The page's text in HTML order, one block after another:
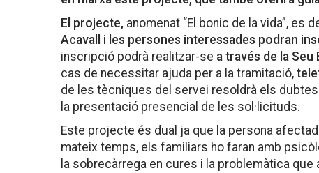
El projecte, anomenat “El bonic de la vida”, es
Acavall
i les persones interessades podran
inscripció podrà realitzar-se a través de la Seu
cas de necessitar ajuda per a la tramitació,
de les tècniques del servei resoldrà els
la presentació presencial de les sol·licituds.
Este projecte és dual ja que la persona
mateix temps, els familiars ho faran amb
la sobrecàrrega en cures i la problemàtica que